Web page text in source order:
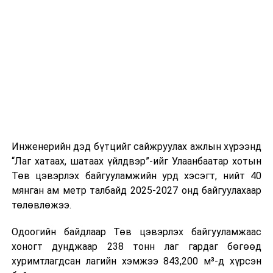
Эх сурвалж: БШУЯ
ДАРААХ МЭДЭЭ
Үс шинээр үргээлгэх буюу засуулахад тохиромжгүй
ӨМНӨХ МЭДЭЭ
Инженерийн дэд бүтцийг сайжруулах ажлын хүрээнд
“Лаг хатаах, шатаах үйлдвэр”-ийг Улаанбаатар хотын
Төв цэвэрлэх байгууламжийн урд хэсэгт, нийт 40
мянган ам метр талбайд 2025-2027 онд байгуулахаар
төлөвлөжээ.
Одоогийн байдлаар Төв цэвэрлэх байгууламжаас
хоногт дунджаар 238 тонн лаг гардаг бөгөөд
хуримтлагдсан лагийн хэмжээ 843,200 м³-д хүрсэн